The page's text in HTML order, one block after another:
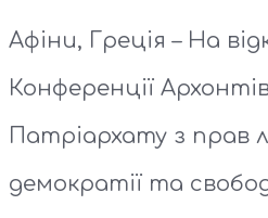
Афіни, Греція – На
Конференції
Патріархату з прав
демократії та